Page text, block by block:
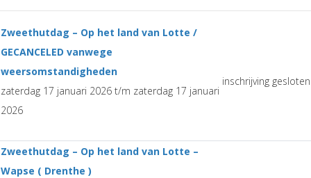
Zweethutdag – Op het land van Lotte /
GECANCELED vanwege
weersomstandigheden
zaterdag 17 januari 2026 t/m zaterdag 17 januari
2026
inschrijving gesloten
Zweethutdag – Op het land van Lotte –
Wapse ( Drenthe )